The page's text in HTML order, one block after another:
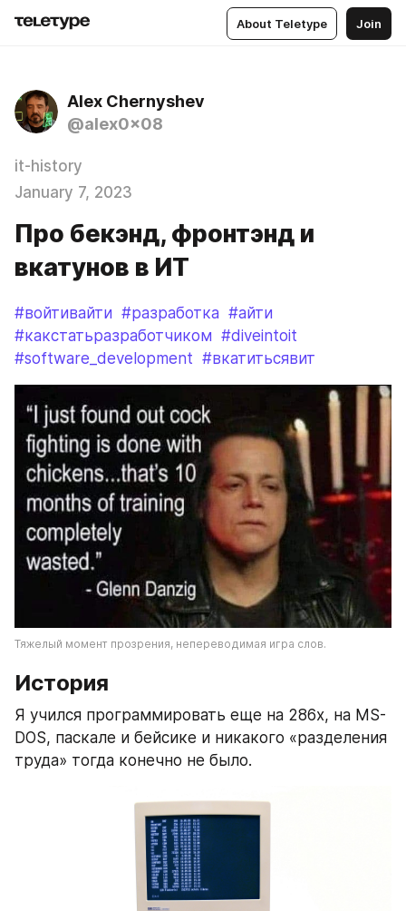
About Teletype Join
Alex Chernyshev
@alex0x08
it-history
January 7, 2023
Про бекэнд, фронтэнд и
вкатунов в ИТ
#войтивайти #разработка #айти
#какстатьразработчиком #diveintoit
#software_development #вкатитьсявит
Тяжелый момент прозрения, непереводимая игра слов.
История
Я учился программировать еще на 286х, на MS-
DOS, паскале и бейсике и никакого «разделения
труда» тогда конечно не было.